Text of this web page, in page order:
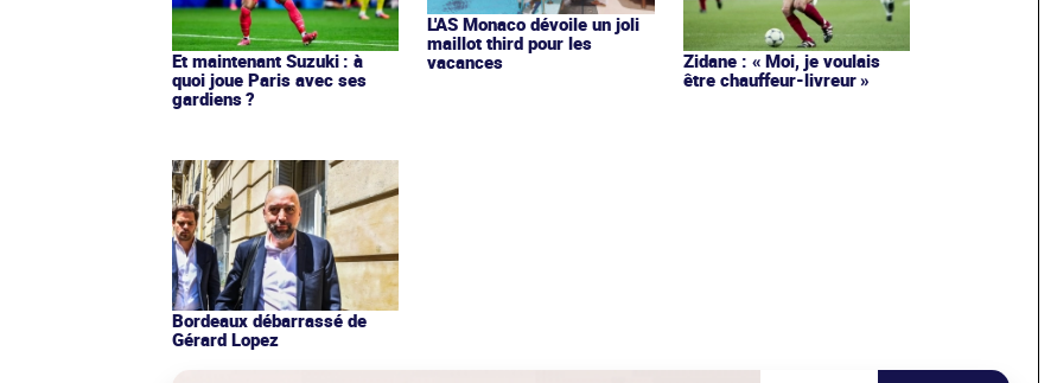
Et maintenant Suzuki : à
quoi joue Paris avec ses
gardiens ?
L'AS Monaco dévoile un joli
maillot third pour les
vacances
Zidane : « Moi, je voulais
être chauffeur-livreur »
Bordeaux débarrassé de
Gérard Lopez